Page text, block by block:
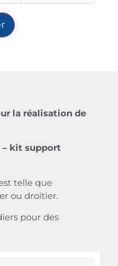
la réalisation de
– kit support
telle que
ou droitier.
pour des